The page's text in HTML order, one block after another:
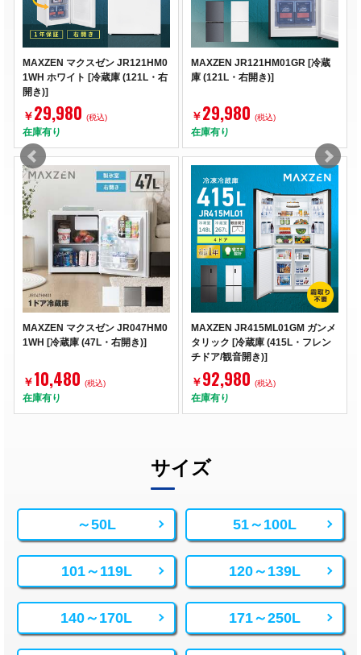
MAXZEN マクスゼン JR121HM0
1WH ホワイト [冷蔵庫 (121L・右
開き)]
￥29,980 (税込)
在庫有り
MAXZEN JR121HM01GR [冷蔵
庫 (121L・右開き)]
￥29,980 (税込)
在庫有り
MAXZEN マクスゼン JR047HM0
1WH [冷蔵庫 (47L・右開き)]
￥10,480 (税込)
在庫有り
MAXZEN JR415ML01GM ガンメ
タリック [冷蔵庫 (415L・フレン
チドア/観音開き)]
￥92,980 (税込)
在庫有り
サイズ
～50L 51～100L
101～119L 120～139L
140～170L 171～250L